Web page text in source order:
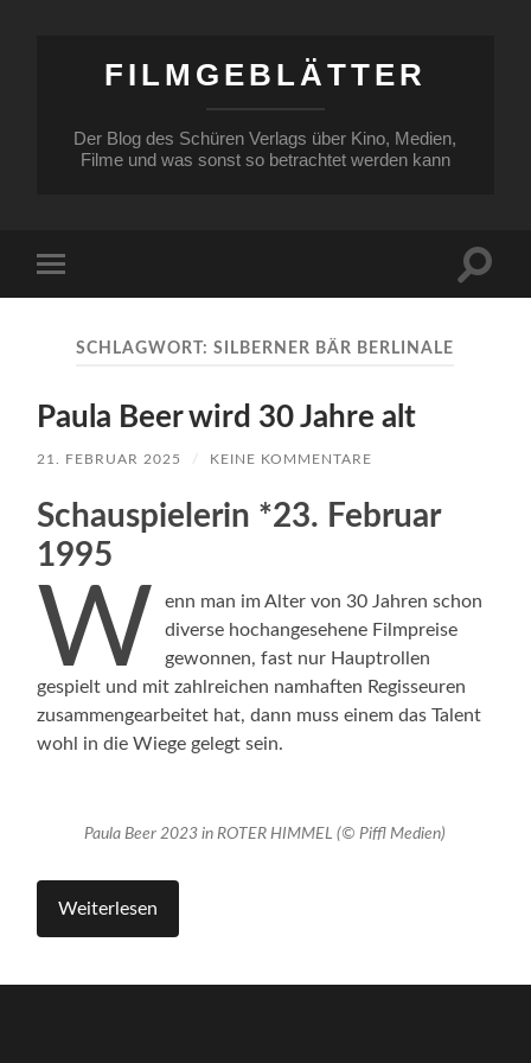
FILMGEBLÄTTER
Der Blog des Schüren Verlags über Kino, Medien,
Filme und was sonst so betrachtet werden kann
Menü
SCHLAGWORT:SILBERNER BÄR BERLINALE
Paula Beer wird 30 Jahre alt
21. FEBRUAR 2025 / KEINE KOMMENTARE
Schauspielerin *23. Februar
1995
W
enn man im Alter von 30 Jahren schon
diverse hochangesehene Filmpreise
gewonnen, fast nur Hauptrollen
gespielt und mit zahlreichen namhaften Regisseuren
zusammengearbeitet hat, dann muss einem das Talent
wohl in die Wiege gelegt sein.
Paula Beer 2023 in ROTER HIMMEL (© Piffl Medien)
Weiterlesen